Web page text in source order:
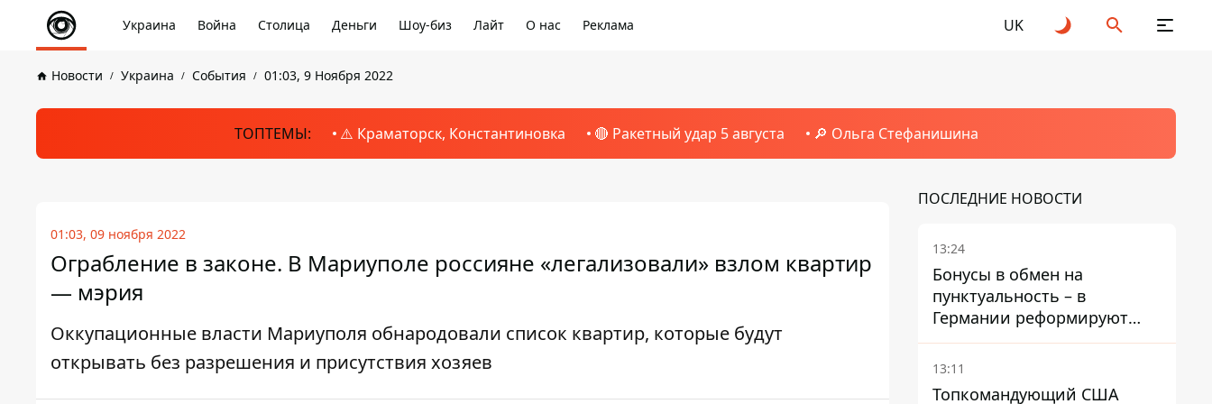
Украина Война Столица Деньги Шоу-биз Лайт О нас Реклама UK
Новости Украина События 01:03, 9 Ноября 2022
ТОПТЕМЫ: ⚠️ Краматорск, Константиновка 🔴 Ракетный удар 5 августа 🔎 Ольга Стефанишина
01:03, 09 ноября 2022
Ограбление в законе. В Мариуполе россияне «легализовали» взлом квартир
— мэрия
Оккупационные власти Мариуполя обнародовали список квартир, которые будут
открывать без разрешения и присутствия хозяев
ПОСЛЕДНИЕ НОВОСТИ
13:24
Бонусы в обмен на
пунктуальность – в
Германии реформируют
премирование руководства
Deutsche Bahn
13:11
Топкомандующий США